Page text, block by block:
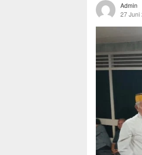
Admin
27 Juni